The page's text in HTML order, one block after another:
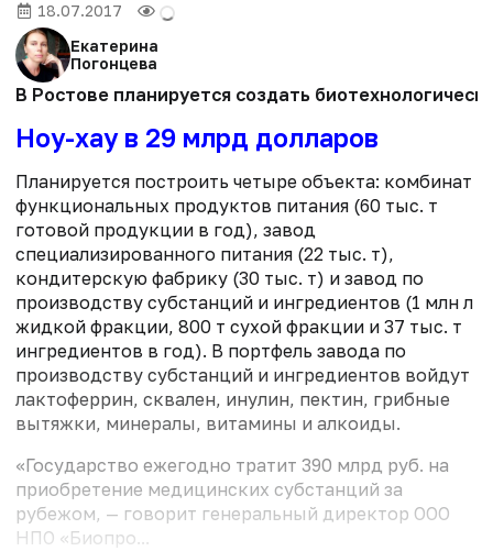
18.07.2017
Екатерина
Погонцева
В Ростове планируется создать
Ноу-хау в 29 млрд долларов
Планируется построить четыре объекта: комбинат
функциональных продуктов питания (60 тыс. т
готовой продукции в год), завод
специализированного питания (22 тыс. т),
кондитерскую фабрику (30 тыс. т) и завод по
производству субстанций и ингредиентов (1 млн л
жидкой фракции, 800 т сухой фракции и 37 тыс. т
ингредиентов в год). В портфель завода по
производству субстанций и ингредиентов войдут
лактоферрин, сквален, инулин, пектин, грибные
вытяжки, минералы, витамины и алкоиды.
«Государство ежегодно тратит 390 млрд руб. на
приобретение медицинских субстанций за
рубежом, — говорит генеральный директор ООО
НПО «Биопро...